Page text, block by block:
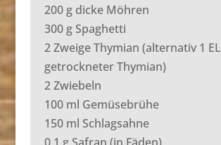
200 g dicke Möhren
300 g Spaghetti
2 Zweige Thymian (alternativ 1 EL
getrockneter Thymian)
2 Zwiebeln
100 ml Gemüsebrühe
150 ml Schlagsahne